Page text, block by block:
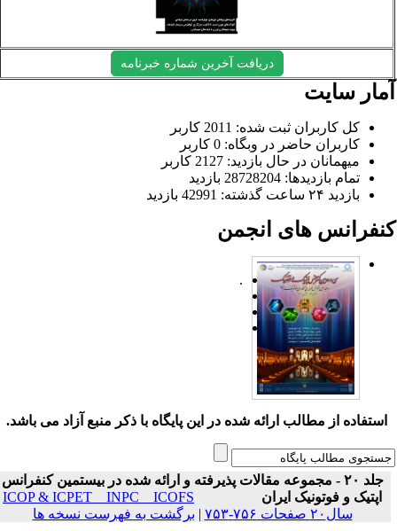
دریافت آخرین شماره خبرنامه
سایت
کل کاربران ثبت شده: 2011 کاربر
کاربران حاضر در وبگاه: 0 کاربر
میهمانان در حال بازدید: 2127 کاربر
تمام بازدید‌ها: 28728204 بازدید
بازدید ۲۴ ساعت گذشته: 42991 بازدید
های انجمن
.
استفاده از مطالب ارائه شده در این پایگاه با ذکر منبع آزاد می باشد.
جلد ۲۰ - مجموعه مقالات پذیرفته و ارائه شده در بیستمین کنفرانس
اپتیک و فوتونیک ایران
ICOP & ICPET _ INPC _ ICOFS
سال۲۰ صفحات ۷۵۶-۷۵۳
|برگشت به فهرست نسخه ها